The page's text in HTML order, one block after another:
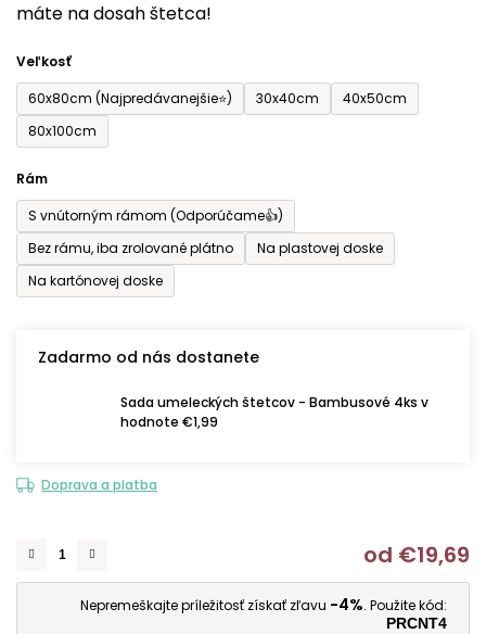
máte na dosah štetca!
Veľkosť
60x80cm (Najpredávanejšie⭐)
30x40cm
40x50cm
80x100cm
Rám
S vnútorným rámom (Odporúčame👍)
Bez rámu, iba zrolované plátno
Na plastovej doske
Na kartónovej doske
Zadarmo od nás dostanete
Sada umeleckých štetcov - Bambusové 4ks v
hodnote €1,99
Doprava a platba
od €19,69
Nepremeškajte príležitosť získať zľavu -4%. Použite kód:
PRCNT4